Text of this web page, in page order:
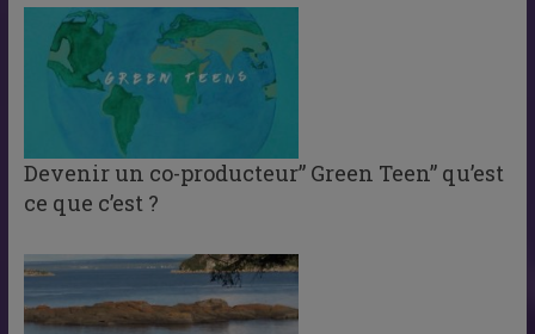
Devenir un co-producteur” Green Teen” qu’est
ce que c’est ?